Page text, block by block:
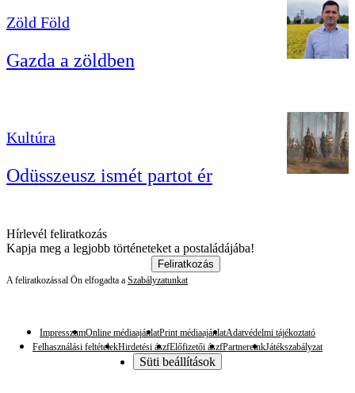
Zöld Föld
Gazda a zöldben
Kultúra
Odüsszeusz ismét partot ér
Hírlevél feliratkozás
Kapja meg a legjobb történeteket a postaládájába!
Feliratkozás
A feliratkozással Ön elfogadta a Szabályzatunkat
ImpresszumOnline médiaajánlatPrint médiaajánlatAdatvédelmi tájékoztató
Felhasználási feltételekHirdetési ászfElőfizetői ászfPartnereinkJátékszabályzat
Süti beállítások